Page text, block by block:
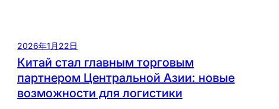
2026年1月22日
Китай стал главным торговым
партнером Центральной Азии: новые
возможности для логистики